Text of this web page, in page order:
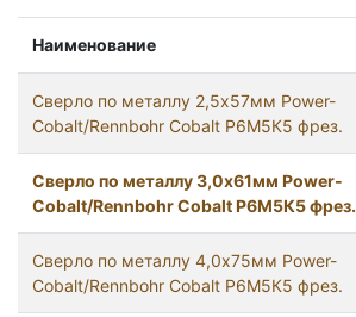
Наименование
Сверло по металлу 2,5х57мм Power-
Cobalt/Rennbohr Cobalt Р6М5К5 фрез.
Сверло по металлу 3,0х61мм Power-
Cobalt/Rennbohr Cobalt Р6М5К5 фрез.
Сверло по металлу 4,0х75мм Power-
Cobalt/Rennbohr Cobalt Р6М5К5 фрез.